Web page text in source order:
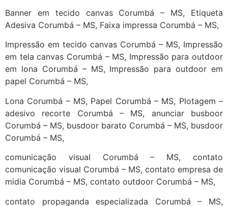
Banner em tecido canvas Corumbá – MS, Etiqueta
Adesiva Corumbá – MS, Faixa impressa Corumbá – MS,
Impressão em tecido canvas Corumbá – MS, Impressão
em tela canvas Corumbá – MS, Impressão para outdoor
em lona Corumbá – MS, Impressão para outdoor em
papel Corumbá – MS,
Lona Corumbá – MS, Papel Corumbá – MS, Plotagem –
adesivo recorte Corumbá – MS, anunciar busboor
Corumbá – MS, busdoor barato Corumbá – MS, busdoor
Corumbá – MS,
comunicação visual Corumbá – MS, contato
comunicação visual Corumbá – MS, contato empresa de
midia Corumbá – MS, contato outdoor Corumbá – MS,
contato propaganda especializada Corumbá – MS,